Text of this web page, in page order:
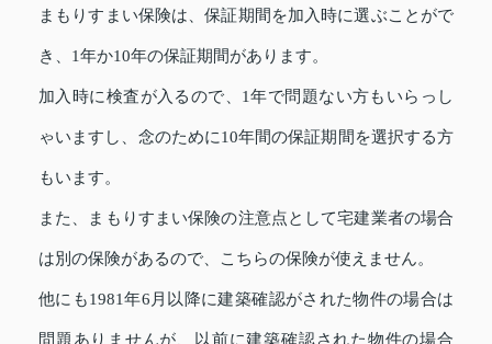
まもりすまい保険は、保証期間を加入時に選ぶことがで
き、1年か10年の保証期間があります。
加入時に検査が入るので、1年で問題ない方もいらっし
ゃいますし、念のために10年間の保証期間を選択する方
もいます。
また、まもりすまい保険の注意点として宅建業者の場合
は別の保険があるので、こちらの保険が使えません。
他にも1981年6月以降に建築確認がされた物件の場合は
問題ありませんが、以前に建築確認された物件の場合